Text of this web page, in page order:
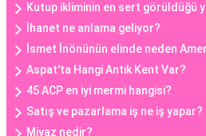
Kutup ikliminin en sert görüldüğü
İhanet ne anlama geliyor?
İsmet İnönünün elinde neden
Aspat'ta Hangi Antik Kent Var?
45 ACP en iyi mermi hangisi?
Satış ve pazarlama iş ne iş yapar?
Miyaz nedir?